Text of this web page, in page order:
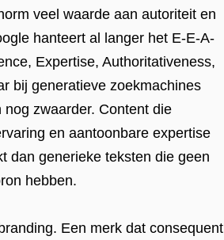
veel waarde aan autoriteit en
hanteert al langer het E-E-A-
Expertise, Authoritativeness,
bij generatieve zoekmachines
zwaarder. Content die
en aantoonbare expertise
dan generieke teksten die geen
hebben.
Een merk dat consequent